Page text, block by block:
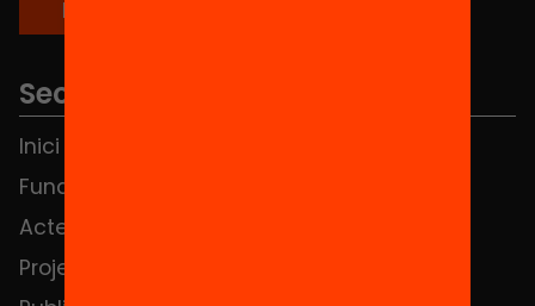
Seccions
Inici
Fundació
Actes
Projectes